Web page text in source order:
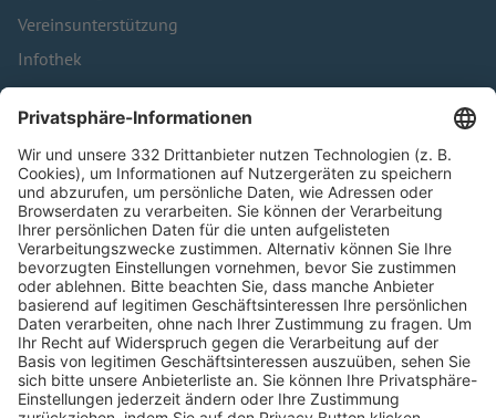
Vereinsunterstützung
Infothek
Kontakt
HÄUFIG BESUCHTE SEITEN
Pässe und Vereinswechsel
Trainerausbildung
Schulungsangebot Vereinsmitarbeiter
BFV-Geschäftsstellen
Trainerbörse
Login SpielPlus